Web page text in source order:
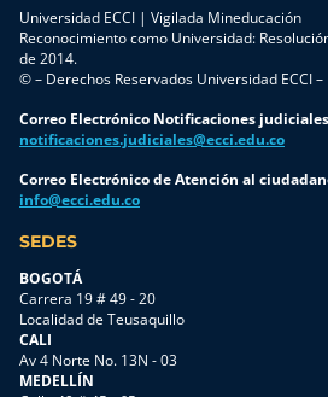
Universidad ECCI | Vigilada Mineducación
Reconocimiento como Universidad:
de 2014.
© – Derechos Reservados Universidad ECCI
Correo Electrónico Notificaciones judiciales
notificaciones.judiciales@ecci.edu.co
Correo Electrónico de Atención al
info@ecci.edu.co
SEDES
BOGOTÁ
Carrera 19 # 49 - 20
Localidad de Teusaquillo
CALI
Av 4 Norte No. 13N - 03
MEDELLÍN